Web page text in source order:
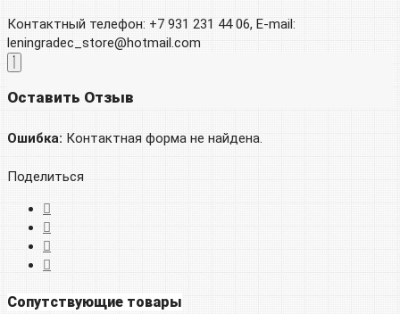
Контактный телефон: +7 931 231 44 06, E-mail:
leningradec_store@hotmail.com
Оставить Отзыв
Ошибка: Контактная форма не найдена.
Поделиться
Сопутствующие товары